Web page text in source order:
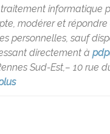
traitement
modérer et
sauf
directement à
Sud-Est,– 10 rue